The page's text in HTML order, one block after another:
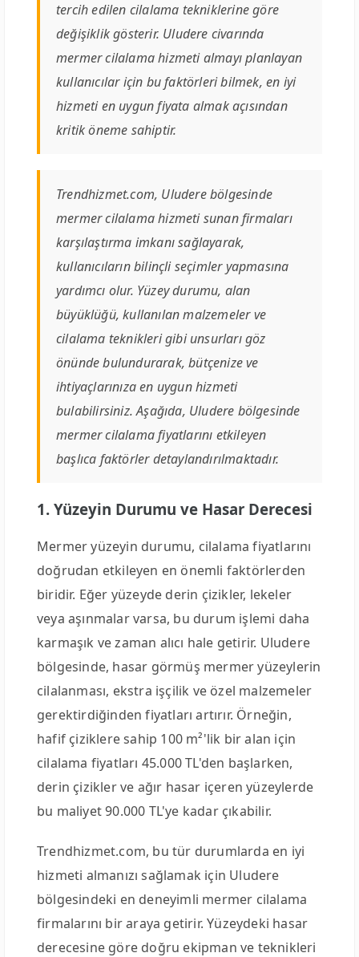
tercih edilen cilalama tekniklerine göre
değişiklik gösterir. Uludere civarında
mermer cilalama hizmeti almayı planlayan
kullanıcılar için bu faktörleri bilmek, en iyi
hizmeti en uygun fiyata almak açısından
kritik öneme sahiptir.
Trendhizmet.com, Uludere bölgesinde
mermer cilalama hizmeti sunan firmaları
karşılaştırma imkanı sağlayarak,
kullanıcıların bilinçli seçimler yapmasına
yardımcı olur. Yüzey durumu, alan
büyüklüğü, kullanılan malzemeler ve
cilalama teknikleri gibi unsurları göz
önünde bulundurarak, bütçenize ve
ihtiyaçlarınıza en uygun hizmeti
bulabilirsiniz. Aşağıda, Uludere bölgesinde
mermer cilalama fiyatlarını etkileyen
başlıca faktörler detaylandırılmaktadır.
1. Yüzeyin Durumu ve Hasar Derecesi
Mermer yüzeyin durumu, cilalama fiyatlarını
doğrudan etkileyen en önemli faktörlerden
biridir. Eğer yüzeyde derin çizikler, lekeler
veya aşınmalar varsa, bu durum işlemi daha
karmaşık ve zaman alıcı hale getirir. Uludere
bölgesinde, hasar görmüş mermer yüzeylerin
cilalanması, ekstra işçilik ve özel malzemeler
gerektirdiğinden fiyatları artırır. Örneğin,
hafif çiziklere sahip 100 m²'lik bir alan için
cilalama fiyatları 45.000 TL'den başlarken,
derin çizikler ve ağır hasar içeren yüzeylerde
bu maliyet 90.000 TL'ye kadar çıkabilir.
Trendhizmet.com, bu tür durumlarda en iyi
hizmeti almanızı sağlamak için Uludere
bölgesindeki en deneyimli mermer cilalama
firmalarını bir araya getirir. Yüzeydeki hasar
derecesine göre doğru ekipman ve teknikleri